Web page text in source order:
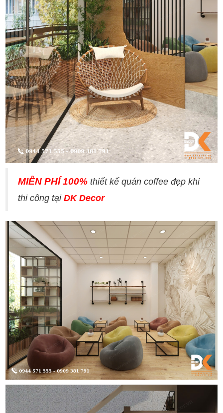
MIỄN PHÍ 100% thiết kế quán coffee đẹp khi
thi công tạiDK Decor